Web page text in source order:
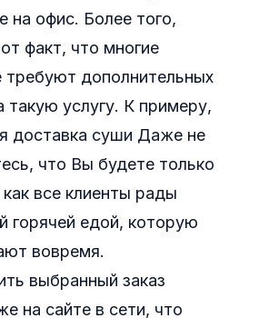
на офис. Более того,
факт, что многие
дополнительных
такую услугу. К примеру,
доставка суши Даже не
что Вы будете только
все клиенты рады
горячей едой, которую
вовремя.
выбранный заказ
на сайте в сети, что